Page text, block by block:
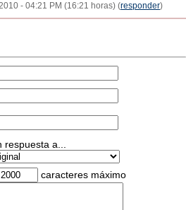
- 04:21 PM (16:21 horas) (responder)
respuesta a...
caracteres máximo